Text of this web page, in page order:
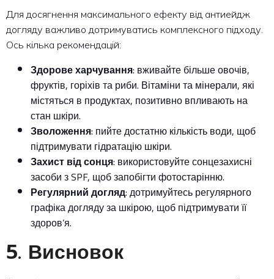
Для досягнення максимального ефекту від антиейдж
догляду важливо дотримуватись комплексного підходу.
Ось кілька рекомендацій:
Здорове харчування: вживайте більше овочів,
фруктів, горіхів та риби. Вітаміни та мінерали, які
містяться в продуктах, позитивно впливають на
стан шкіри.
Зволоження: пийте достатню кількість води, щоб
підтримувати гідратацію шкіри.
Захист від сонця: використовуйте сонцезахисні
засоби з SPF, щоб запобігти фотостарінню.
Регулярний догляд: дотримуйтесь регулярного
графіка догляду за шкірою, щоб підтримувати її
здоров’я.
5. Висновок